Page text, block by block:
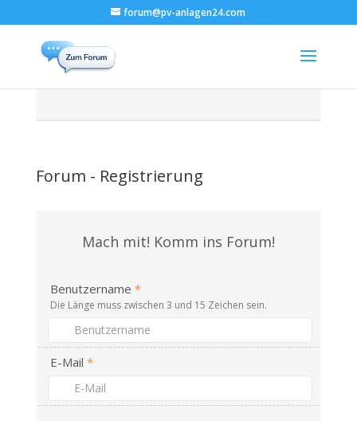
forum@pv-anlagen24.com
Forum - Registrierung
Mach mit! Komm ins Forum!
Benutzername*
Die Länge muss zwischen 3 und 15 Zeichen sein.
E-Mail*